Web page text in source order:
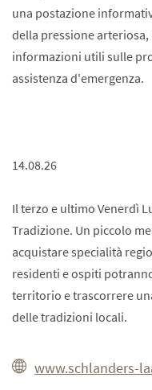
una postazione
della pressione
informazioni utili sulle
assistenza d'emergenza.
14.08.26
Il terzo e ultimo Venerdì
Tradizione. Un piccolo
acquistare specialità
residenti e ospiti
territorio e trascorrere
delle tradizioni locali.
www.schlanders-